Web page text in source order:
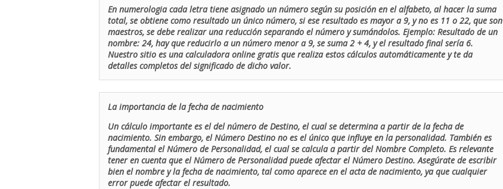
En numerologia cada letra tiene asignado un número según su posición en el alfabeto, al hacer la suma
total, se obtiene como resultado un único número, si ese resultado es mayor a 9, y no es 11 o 22, que son
maestros, se debe realizar una reducción separando el número y sumándolos. Ejemplo: Resultado de un
nombre: 24, hay que reducirlo a un número menor a 9, se suma 2 + 4, y el resultado final sería 6.
Nuestro sitio es una calculadora online gratis que realiza estos cálculos automáticamente y te da
detalles completos del significado de dicho valor.
La importancia de la fecha de nacimiento
Un cálculo importante es el del número de Destino, el cual se determina a partir de la fecha de
nacimiento. Sin embargo, el Número Destino no es el único que influye en la personalidad. También es
fundamental el Número de Personalidad, el cual se calcula a partir del Nombre Completo. Es relevante
tener en cuenta que el Número de Personalidad puede afectar el Número Destino. Asegúrate de escribir
bien el nombre y la fecha de nacimiento, tal como aparece en el acta de nacimiento, ya que cualquier
error puede afectar el resultado.